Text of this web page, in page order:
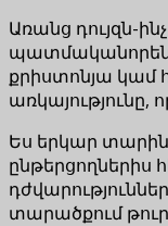
Առանց դույզն-
պատմականորեն
քրիստոնյա կամ
առկայությունը,
Ես երկար
ընթերցողներիս
տարածքում